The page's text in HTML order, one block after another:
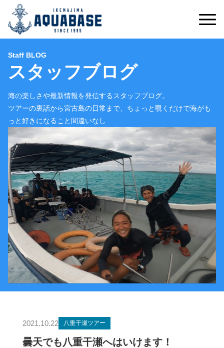
Staff BLOG
スタッフブログ
海の楽しさや最新情報を発信するスタッフブログ。
ツアーの裏話から宮古島の日常まで、ちょっと覗くだけで海がも
っと好きになること間違いなし
2021.10.22 八重干瀬ツアー
曇天でも八重干瀬へはいけます！